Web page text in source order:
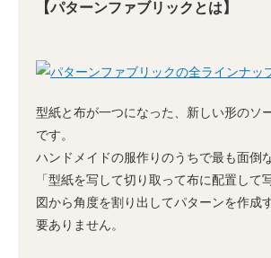
【パターンファブリックとは】
型紙と布が一つになった、新しい形のソ
です。
ハンドメイドの服作りのうちで最も面倒
「型紙を写して切り取って布に配置して
図から角度を割り出してパターンを作成
要ありません。